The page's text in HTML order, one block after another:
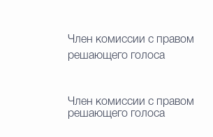
Член комиссии с правом
решающего голоса
Член комиссии с правом
решающего голоса